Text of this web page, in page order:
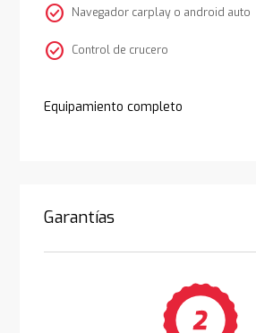
check_circle Navegador carplay o android auto
check_circle Control de crucero
Equipamiento completo
Garantías